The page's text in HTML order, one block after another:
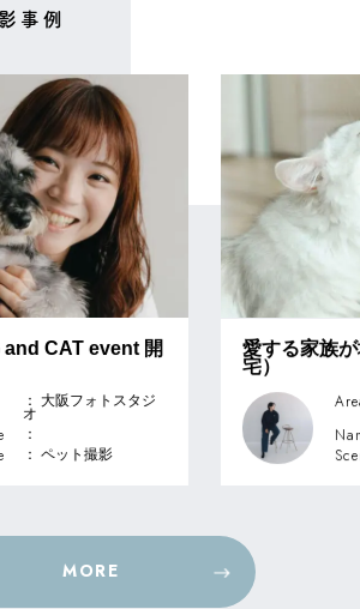
事例
and CAT event 開
： 大阪フォトスタジ
オ
：
： ペット撮影
愛する家族
宅）
MORE